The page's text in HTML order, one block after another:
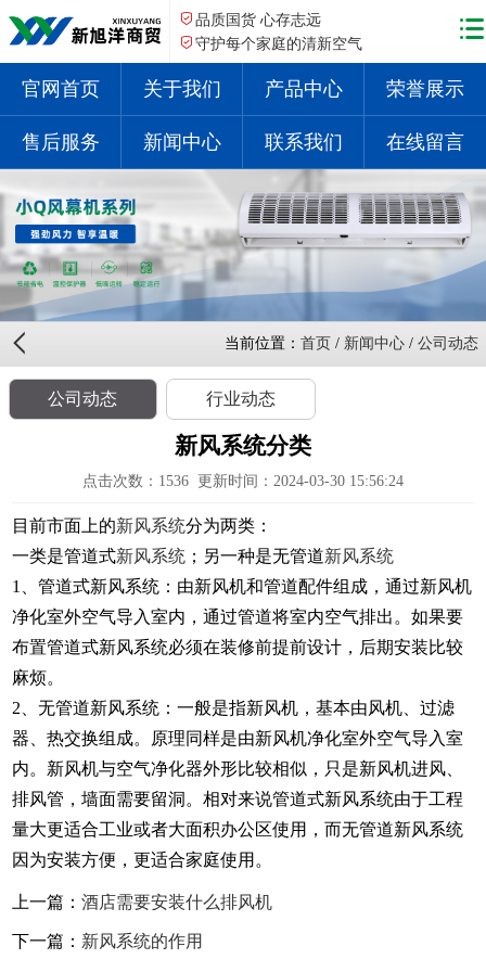
品质国货 心存志远
守护每个家庭的清新空气
官网首页 关于我们 产品中心 荣誉展示
售后服务 新闻中心 联系我们 在线留言
当前位置： 首页 / 新闻中心 / 公司动态
公司动态 行业动态
新风系统分类
点击次数： 1536 更新时间：2024-03-30 15:56:24
目前市面上的新风系统分为两类：
一类是管道式新风系统 ；另一种是无管道新风系统
1、管道式新风系统：由新风机和管道配件组成，通过新风机
净化室外空气导入室内，通过管道将室内空气排出。如果要
布置管道式新风系统必须在装修前提前设计，后期安装比较
麻烦。
2、无管道新风系统：一般是指新风机，基本由风机、过滤
器、热交换组成。原理同样是由新风机净化室外空气导入室
内。新风机与空气净化器外形比较相似，只是新风机进风、
排风管，墙面需要留洞。相对来说管道式新风系统由于工程
量大更适合工业或者大面积办公区使用，而无管道新风系统
因为安装方便，更适合家庭使用。
上一篇：酒店需要安装什么排风机
下一篇： 新风系统的作用